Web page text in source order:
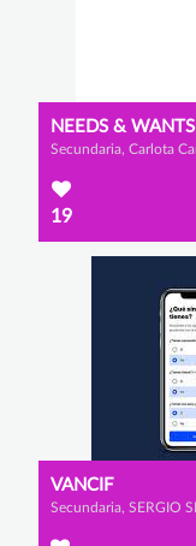
NEEDS & WANTS
19
VANCIF